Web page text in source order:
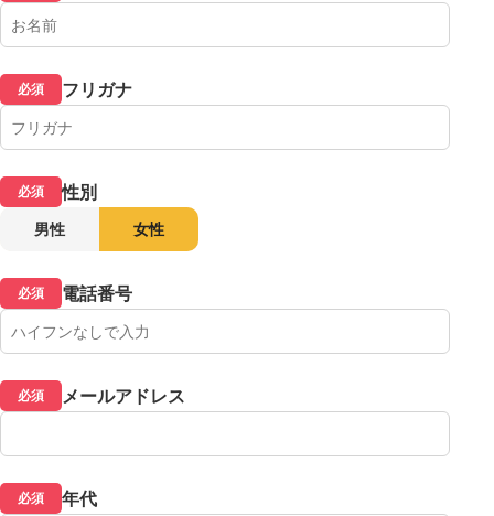
必須 フリガナ
必須 性別
男性 女性
必須 電話番号
必須 メールアドレス
必須 年代